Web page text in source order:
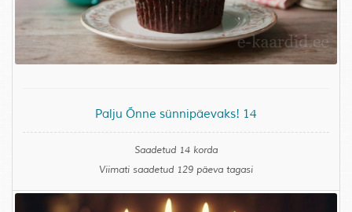
Palju Õnne sünnipäevaks! 14
Saadetud 14 korda
Viimati saadetud 129 päeva tagasi